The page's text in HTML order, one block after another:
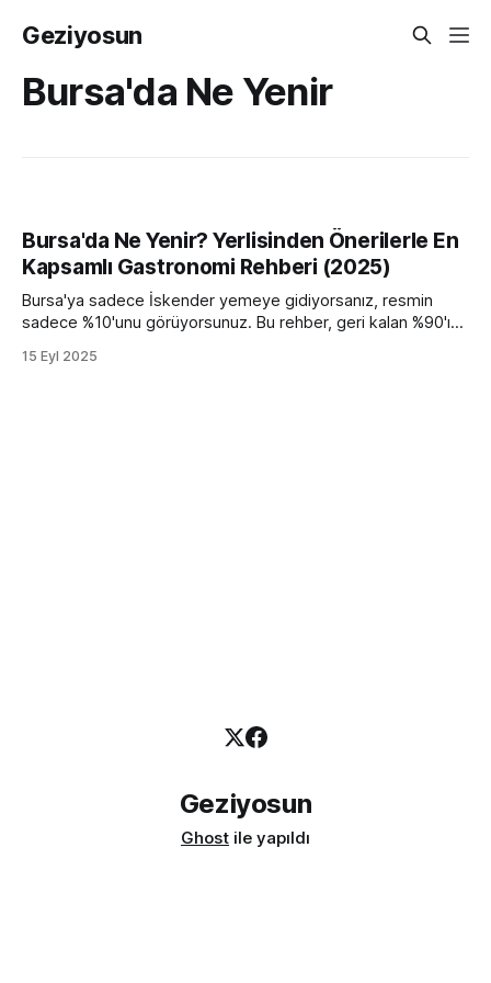
Geziyosun
Bursa'da Ne Yenir
Bursa'da Ne Yenir? Yerlisinden Önerilerle En
Kapsamlı Gastronomi Rehberi (2025)
Bursa'ya sadece İskender yemeye gidiyorsanız, resmin
sadece %10'unu görüyorsunuz. Bu rehber, geri kalan %90'ı
doğrudan lezzetin kalbine ineceğiz. Hazır olun. Bu liste,
15 Eyl 2025
Geziyosun
Ghost ile yapıldı